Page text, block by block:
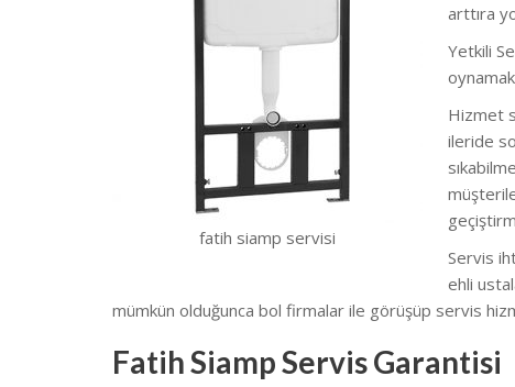
fatih siamp servisi
arttıra
Yetkili
Hizmet
ileride
Servis
ehli
mümkün olduğunca bol firmalar ile görüşüp servis
Fatih Siamp Servis Garantisi